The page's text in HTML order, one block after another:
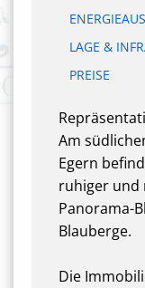
LAGE &
PREISE
Am
Egern
ruhiger und
Panorama-
Blauberge.
Die